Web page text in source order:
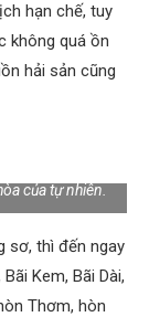
hạn chế, tuy
không quá ồn
hải sản cũng
của tự nhiên.
sơ, thì đến ngay
Kem, Bãi Dài,
Thơm, hòn